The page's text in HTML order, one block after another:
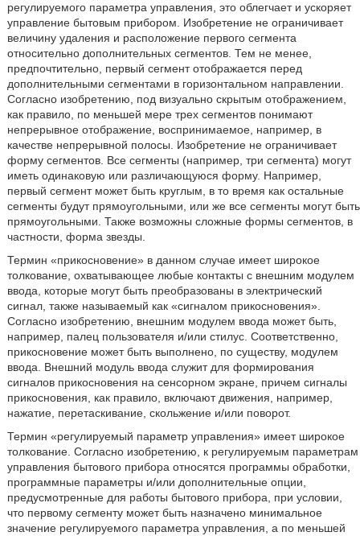
регулируемого параметра управления, это облегчает и ускоряет
управление бытовым прибором. Изобретение не ограничивает
величину удаления и расположение первого сегмента
относительно дополнительных сегментов. Тем не менее,
предпочтительно, первый сегмент отображается перед
дополнительными сегментами в горизонтальном направлении.
Согласно изобретению, под визуально скрытым отображением,
как правило, по меньшей мере трех сегментов понимают
непрерывное отображение, воспринимаемое, например, в
качестве непрерывной полосы. Изобретение не ограничивает
форму сегментов. Все сегменты (например, три сегмента) могут
иметь одинаковую или различающуюся форму. Например,
первый сегмент может быть круглым, в то время как остальные
сегменты будут прямоугольными, или же все сегменты могут быть
прямоугольными. Также возможны сложные формы сегментов, в
частности, форма звезды.
Термин «прикосновение» в данном случае имеет широкое
толкование, охватывающее любые контакты с внешним модулем
ввода, которые могут быть преобразованы в электрический
сигнал, также называемый как «сигналом прикосновения».
Согласно изобретению, внешним модулем ввода может быть,
например, палец пользователя и/или стилус. Соответственно,
прикосновение может быть выполнено, по существу, модулем
ввода. Внешний модуль ввода служит для формирования
сигналов прикосновения на сенсорном экране, причем сигналы
прикосновения, как правило, включают движения, например,
нажатие, перетаскивание, скольжение и/или поворот.
Термин «регулируемый параметр управления» имеет широкое
толкование. Согласно изобретению, к регулируемым параметрам
управления бытового прибора относятся программы обработки,
программные параметры и/или дополнительные опции,
предусмотренные для работы бытового прибора, при условии,
что первому сегменту может быть назначено минимальное
значение регулируемого параметра управления, а по меньшей